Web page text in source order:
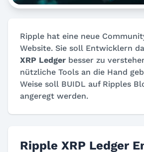
Ripple hat eine neue
Website. Sie soll Entwicklern
XRP Ledger besser zu
nützliche Tools an die Hand
Weise soll BUIDL auf Ripples
angeregt werden.
Ripple XRP Ledger